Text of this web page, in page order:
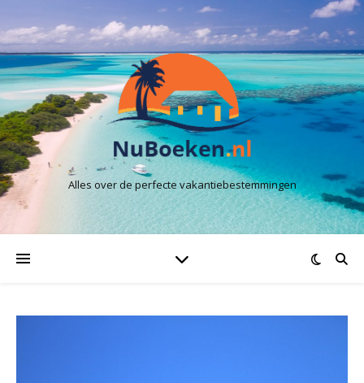
Alles over de perfecte vakantiebestemmingen